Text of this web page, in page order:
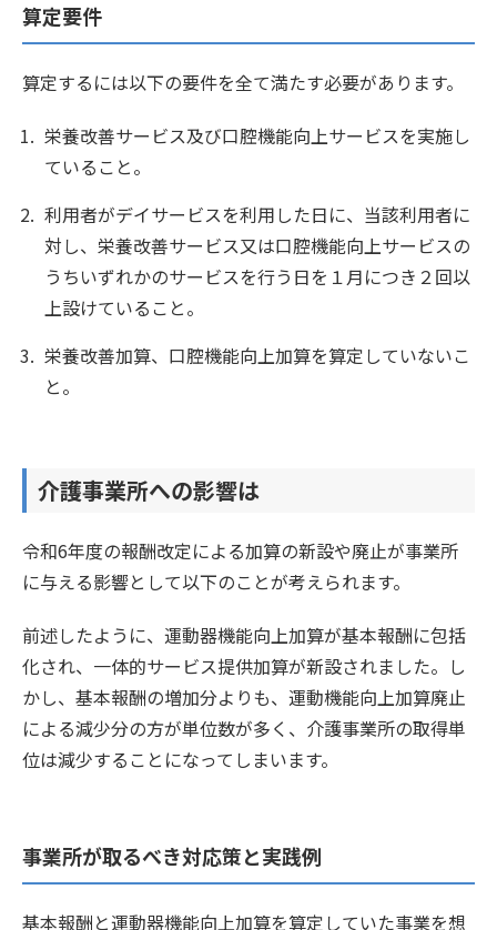
算定要件
算定するには以下の要件を全て満たす必要があります。
栄養改善サービス及び口腔機能向上サービスを実施し
ていること。
利用者がデイサービスを利用した日に、当該利用者に
対し、栄養改善サービス又は口腔機能向上サービスの
うちいずれかのサービスを行う日を１月につき２回以
上設けていること。
栄養改善加算、口腔機能向上加算を算定していないこ
と。
介護事業所への影響は
令和6年度の報酬改定による加算の新設や廃止が事業所
に与える影響として以下のことが考えられます。
前述したように、運動器機能向上加算が基本報酬に包括
化され、一体的サービス提供加算が新設されました。し
かし、基本報酬の増加分よりも、運動機能向上加算廃止
による減少分の方が単位数が多く、介護事業所の取得単
位は減少することになってしまいます。
事業所が取るべき対応策と実践例
基本報酬と運動器機能向上加算を算定していた事業を想